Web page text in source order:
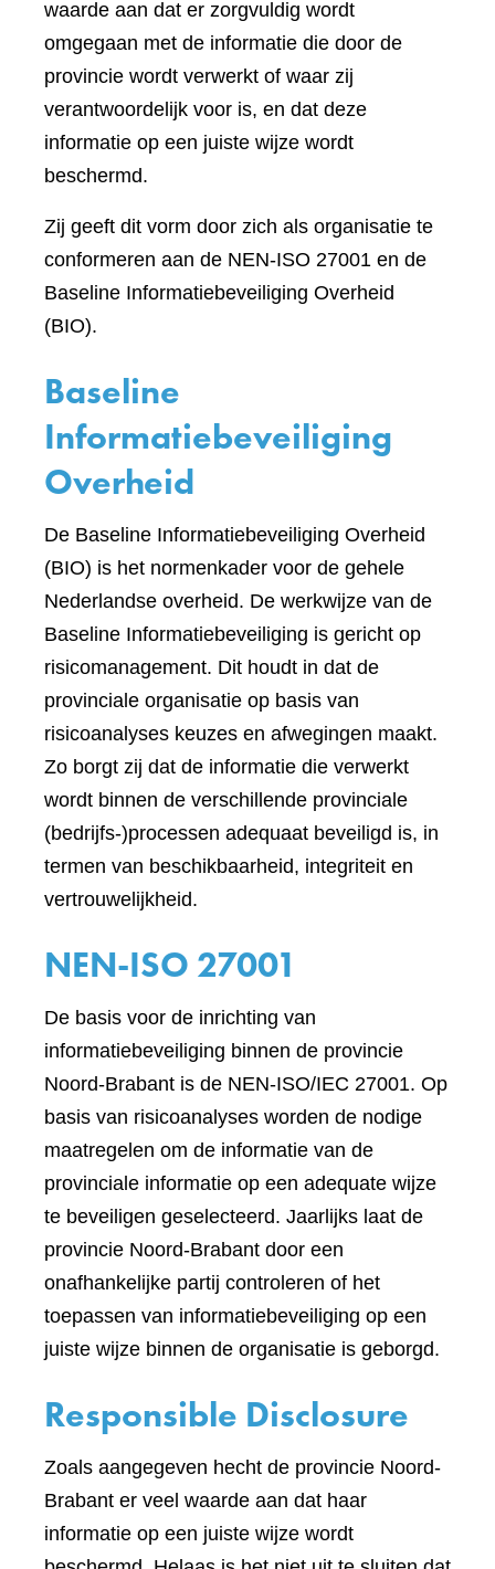
waarde aan dat er zorgvuldig wordt
omgegaan met de informatie die door de
provincie wordt verwerkt of waar zij
verantwoordelijk voor is, en dat deze
informatie op een juiste wijze wordt
beschermd.
Zij geeft dit vorm door zich als organisatie te
conformeren aan de NEN-ISO 27001 en de
Baseline Informatiebeveiliging Overheid
(BIO).
Baseline
Informatiebeveiliging
Overheid
De Baseline Informatiebeveiliging Overheid
(BIO) is het normenkader voor de gehele
Nederlandse overheid. De werkwijze van de
Baseline Informatiebeveiliging is gericht op
risicomanagement. Dit houdt in dat de
provinciale organisatie op basis van
risicoanalyses keuzes en afwegingen maakt.
Zo borgt zij dat de informatie die verwerkt
wordt binnen de verschillende provinciale
(bedrijfs-)processen adequaat beveiligd is, in
termen van beschikbaarheid, integriteit en
vertrouwelijkheid.
NEN-ISO 27001
De basis voor de inrichting van
informatiebeveiliging binnen de provincie
Noord-Brabant is de NEN-ISO/IEC 27001. Op
basis van risicoanalyses worden de nodige
maatregelen om de informatie van de
provinciale informatie op een adequate wijze
te beveiligen geselecteerd. Jaarlijks laat de
provincie Noord-Brabant door een
onafhankelijke partij controleren of het
toepassen van informatiebeveiliging op een
juiste wijze binnen de organisatie is geborgd.
Responsible Disclosure
Zoals aangegeven hecht de provincie Noord-
Brabant er veel waarde aan dat haar
informatie op een juiste wijze wordt